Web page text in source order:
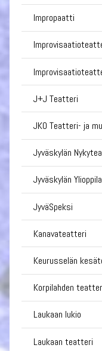
Impropaatti
J+J Teatteri
JKO Teatteri- ja
Jyväskylän
Jyväskylän
JyväSpeksi
Kanavateatteri
Keurusselän
Korpilahden
Laukaan lukio
Laukaan teatteri